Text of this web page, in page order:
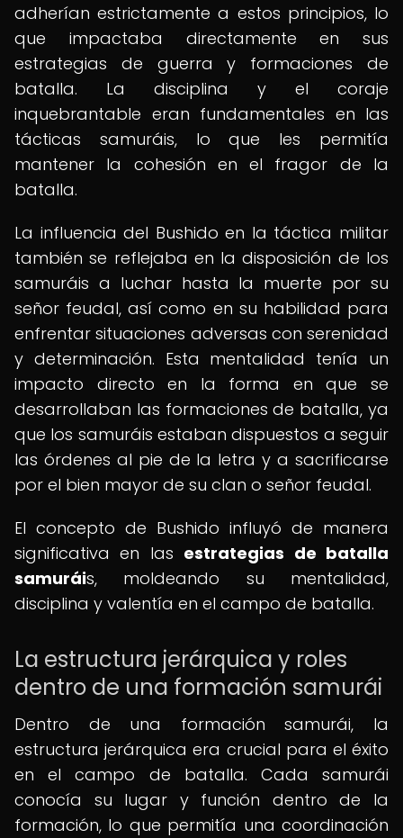
adherían estrictamente a estos principios, lo
que impactaba directamente en sus
estrategias de guerra y formaciones de
batalla. La disciplina y el coraje
inquebrantable eran fundamentales en las
tácticas samuráis, lo que les permitía
mantener la cohesión en el fragor de la
batalla.
La influencia del Bushido en la táctica militar
también se reflejaba en la disposición de los
samuráis a luchar hasta la muerte por su
señor feudal, así como en su habilidad para
enfrentar situaciones adversas con serenidad
y determinación. Esta mentalidad tenía un
impacto directo en la forma en que se
desarrollaban las formaciones de batalla, ya
que los samuráis estaban dispuestos a seguir
las órdenes al pie de la letra y a sacrificarse
por el bien mayor de su clan o señor feudal.
El concepto de Bushido influyó de manera
significativa en las estrategias de batalla
samuráis, moldeando su mentalidad,
disciplina y valentía en el campo de batalla.
La estructura jerárquica y roles
dentro de una formación samurái
Dentro de una formación samurái, la
estructura jerárquica era crucial para el éxito
en el campo de batalla. Cada samurái
conocía su lugar y función dentro de la
formación, lo que permitía una coordinación